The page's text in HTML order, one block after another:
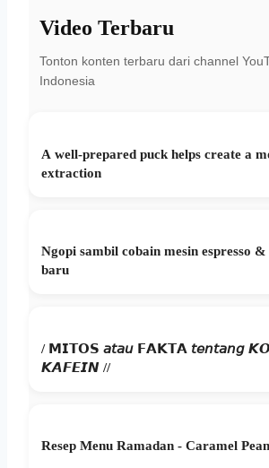
Video Terbaru
Tonton konten terbaru dari channel
Indonesia
A well-prepared puck helps create a
extraction
Ngopi sambil cobain mesin espresso
baru
/ 𝗠𝗜𝗧𝗢𝗦 𝘢𝘵𝘢𝘶 𝗙𝗔𝗞𝗧𝗔 𝘵𝘦𝘯𝘵𝘢𝘯𝘨
𝙆𝘼𝙁𝙀𝙄𝙉 //
Resep Menu Ramadan - Caramel